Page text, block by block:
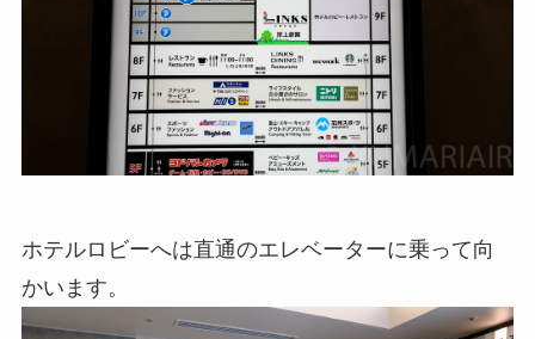
ホテルロビーへは直通のエレベーターに乗って向
かいます。